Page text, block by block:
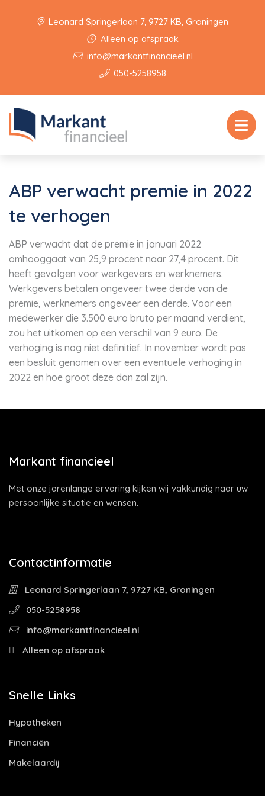
Leonard Springerlaan 7, 9727 KB, Groningen
Alleen op afspraak
info@markantfinancieel.nl
050-5258958
ABP verwacht premie in 2022
te verhogen
ABP verwacht dat de premie in januari 2022
omhooggaat van 25,9 procent naar 27,4 procent. Dit
heeft gevolgen voor werkgevers en werknemers.
Werkgevers betalen ongeveer twee derde van de
premie, werknemers ongeveer een derde. Voor een
medewerker die 3.500 euro bruto per maand verdient,
zou het uitkomen op een verschil van 9 euro. De
verhoging is nog niet definitief. In november wordt pas
een besluit genomen over een eventuele verhoging in
2022 en hoe groot deze dan zal zijn.
Markant financieel
Met onze jarenlange ervaring kijken wij vakkundig naar uw
persoonlijke situatie en wensen.
Contactinformatie
Leonard Springerlaan 7, 9727 KB, Groningen
050-5258958
info@markantfinancieel.nl
Alleen op afspraak
Snelle Links
Hypotheken
Financiën
Makelaardij